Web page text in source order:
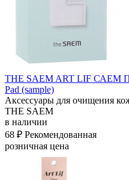
THE SAEM ART LIF САЕМ
Pad (sample)
Аксессуары для очищения
THE SAEM
в наличии
68 ₽ Рекомендованная
розничная цена